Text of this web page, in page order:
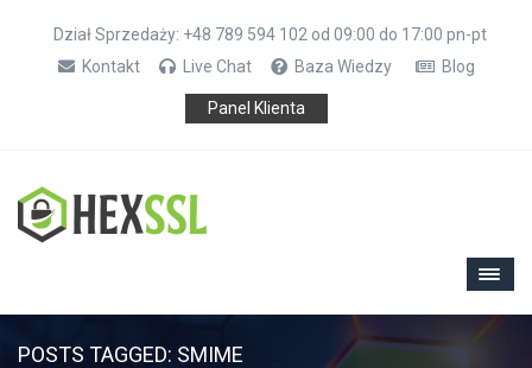
Dział Sprzedaży: +48 789 594 102 od 09:00 do 17:00 pn-pt
Kontakt
Live Chat Baza Wiedzy Blog
Panel Klienta
POSTS TAGGED: SMIME